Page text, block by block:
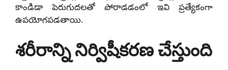
కాండిడా పెరుగుదలతో పోరాడడంలో ఇవి ప్రత్యేకంగా
ఉపయోగపడతాయి.
శరీరాన్ని నిర్విషీకరణ చేస్తుంది